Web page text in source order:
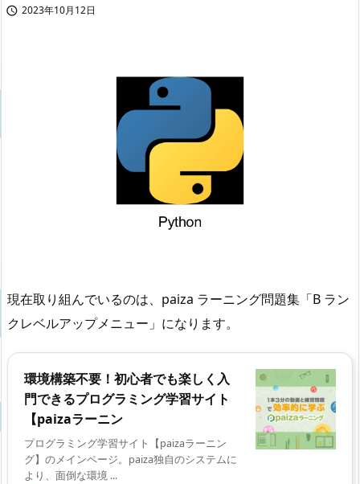
 2023年10月12日
現在取り組んでいるのは、paiza ラーニング問題集「B ラン
クレベルアップメニュー」になります。
環境構築不要！初心者でも楽しく入
門できるプログラミング学習サイト
【paizaラーニン
プログラミング学習サイト【paizaラーニン
グ】のメインページ。paiza独自のシステムに
より、面倒な環境 ...